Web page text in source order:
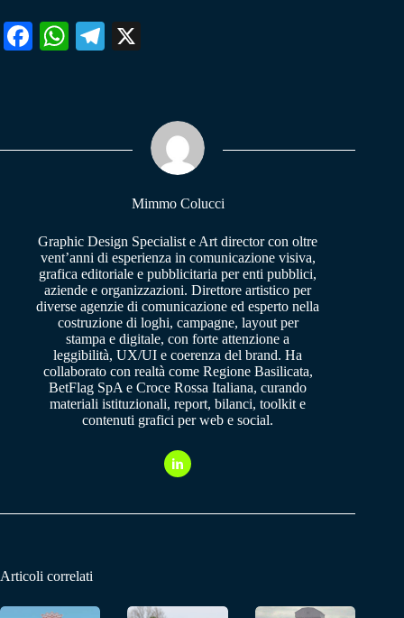
Fa W
pp
Te
m
Mimmo Colucci
Graphic Design Specialist e Art director con oltre
vent’anni di esperienza in comunicazione visiva,
grafica editoriale e pubblicitaria per enti pubblici,
aziende e organizzazioni. Direttore artistico per
diverse agenzie di comunicazione ed esperto nella
costruzione di loghi, campagne, layout per
stampa e digitale, con forte attenzione a
leggibilità, UX/UI e coerenza del brand. Ha
collaborato con realtà come Regione Basilicata,
BetFlag SpA e Croce Rossa Italiana, curando
materiali istituzionali, report, bilanci, toolkit e
contenuti grafici per web e social.
Articoli correlati